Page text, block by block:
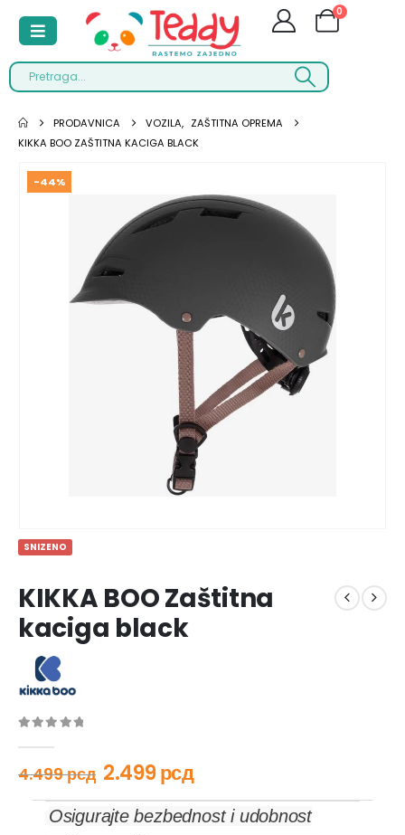
0
PRODAVNICA VOZILA, ZAŠTITNA OPREMA
KIKKA BOO ZAŠTITNA KACIGA BLACK
-44%
SNIZENO
KIKKA BOO Zaštitna
kaciga black
4.499рсд 2.499рсд
Osigurajte bezbednost i udobnost